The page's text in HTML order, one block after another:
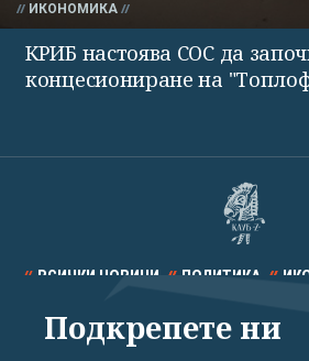
ИКОНОМИКА
КРИБ настоява СОС да
концесиониране на
ВСИЧКИ НОВИНИ ПОЛИТИКА
СПОРТ КУЛТУРА ТЕХНОЛОГИИ
Подкрепете ни